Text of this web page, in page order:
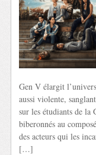
Gen V élargit
aussi violente,
sur les étudiants de la
biberonnés au
des acteurs qui les
[…]